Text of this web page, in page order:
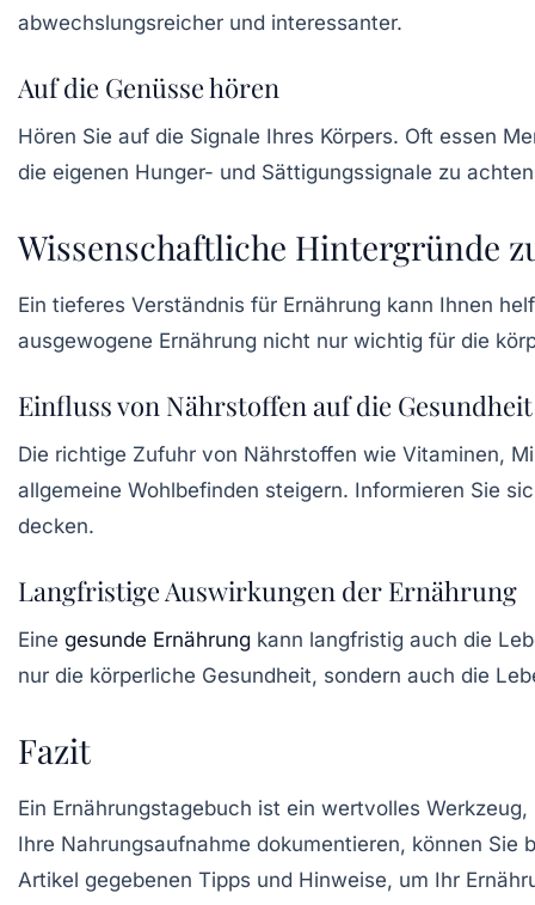
abwechslungsreicher und interessanter.
Auf die Genüsse hören
Hören Sie auf die Signale Ihres Körpers. Oft essen
die eigenen Hunger- und Sättigungssignale zu
Wissenschaftliche Hintergründe
Ein tieferes Verständnis für Ernährung kann Ihnen
ausgewogene Ernährung nicht nur wichtig für die
Einfluss von Nährstoffen auf die Gesundheit
Die richtige Zufuhr von Nährstoffen wie Vitaminen,
allgemeine Wohlbefinden steigern. Informieren Sie
decken.
Langfristige Auswirkungen der Ernährung
Eine gesunde Ernährung kann langfristig auch die
nur die körperliche Gesundheit, sondern auch die
Fazit
Ein Ernährungstagebuch ist ein wertvolles
Ihre Nahrungsaufnahme dokumentieren, können
Artikel gegebenen Tipps und Hinweise, um Ihr